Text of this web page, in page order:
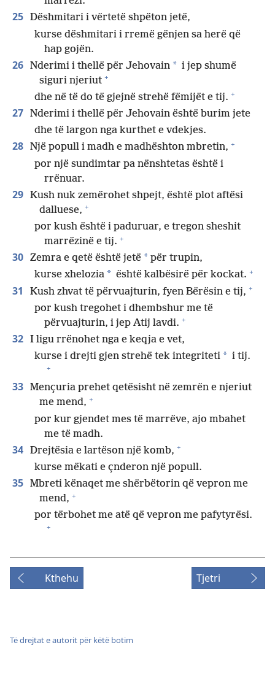
25 Dëshmitari i vërtetë shpëton jetë,
kurse dëshmitari i rremë gënjen sa herë që
hap gojën.
26 Nderimi i thellë për Jehovain * i jep shumë
siguri njeriut +
dhe në të do të gjejnë strehë fëmijët e tij. +
27 Nderimi i thellë për Jehovain është burim jete
dhe të largon nga kurthet e vdekjes.
28 Një popull i madh e madhështon mbretin, +
por një sundimtar pa nënshtetas është i
rrënuar.
29 Kush nuk zemërohet shpejt, është plot aftësi
dalluese, +
por kush është i paduruar, e tregon sheshit
marrëzinë e tij. +
30 Zemra e qetë është jetë * për trupin,
kurse xhelozia * është kalbësirë për kockat. +
31 Kush zhvat të përvuajturin, fyen Bërësin e tij, +
por kush tregohet i dhembshur me të
përvuajturin, i jep Atij lavdi. +
32 I ligu rrënohet nga e keqja e vet,
kurse i drejti gjen strehë tek integriteti * i tij.
+
33 Mençuria prehet qetësisht në zemrën e njeriut
me mend, +
por kur gjendet mes të marrëve, ajo mbahet
me të madh.
34 Drejtësia e lartëson një komb, +
kurse mëkati e çnderon një popull.
35 Mbreti kënaqet me shërbëtorin që vepron me
mend, +
por tërbohet me atë që vepron me pafytyrësi.
+
Kthehu Tjetri
Të drejtat e autorit për këtë botim